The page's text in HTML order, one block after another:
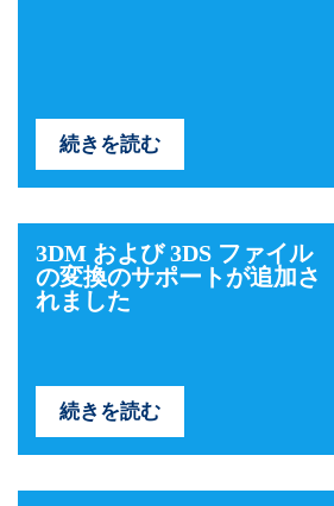
続きを読む
3DM および 3DS ファイル
の変換のサポートが追加さ
れました
続きを読む